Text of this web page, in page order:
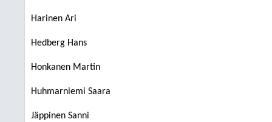
Harinen Ari
Hedberg Hans
Honkanen Martin
Huhmarniemi Saara
Jäppinen Sanni